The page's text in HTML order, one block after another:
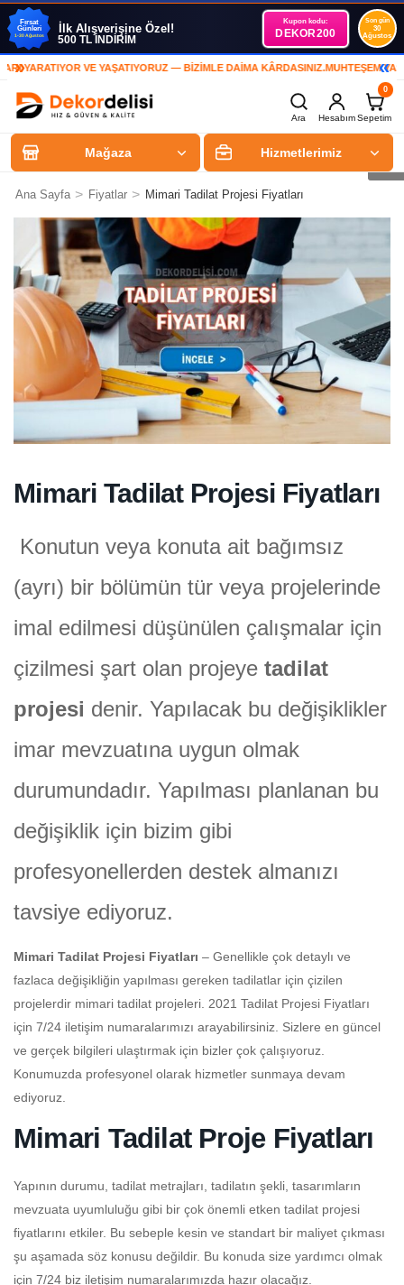
Fırsat
Günleri
1-30 Ağustos
İlk Alışverişine Özel!
500 TL İNDİRİM
Kupon kodu:
DEKOR200
Son gün
30
Ağustos
» VE YAŞATIYORUZ — BİZİMLE DAİMA KÂRDASINIZ.MUHTEŞEM «
Ara Hesabım
0
Sepetim
Mağaza Hizmetlerimiz
Ana Sayfa > Fiyatlar > Mimari Tadilat Projesi Fiyatları
Mimari Tadilat Projesi Fiyatları
Konutun veya konuta ait bağımsız
(ayrı) bir bölümün tür veya projelerinde
imal edilmesi düşünülen çalışmalar için
çizilmesi şart olan projeye tadilat
projesi denir. Yapılacak bu değişiklikler
imar mevzuatına uygun olmak
durumundadır. Yapılması planlanan bu
değişiklik için bizim gibi
profesyonellerden destek almanızı
tavsiye ediyoruz.
Mimari Tadilat Projesi Fiyatları – Genellikle çok detaylı ve
fazlaca değişikliğin yapılması gereken tadilatlar için çizilen
projelerdir mimari tadilat projeleri. 2021 Tadilat Projesi Fiyatları
için 7/24 iletişim numaralarımızı arayabilirsiniz. Sizlere en güncel
ve gerçek bilgileri ulaştırmak için bizler çok çalışıyoruz.
Konumuzda profesyonel olarak hizmetler sunmaya devam
ediyoruz.
Mimari Tadilat Proje Fiyatları
Yapının durumu, tadilat metrajları, tadilatın şekli, tasarımların
mevzuata uyumluluğu gibi bir çok önemli etken tadilat projesi
fiyatlarını etkiler. Bu sebeple kesin ve standart bir maliyet çıkması
şu aşamada söz konusu değildir. Bu konuda size yardımcı olmak
için 7/24 biz iletişim numaralarımızda hazır olacağız.